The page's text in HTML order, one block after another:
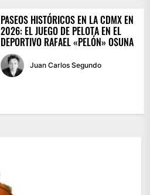
PASEOS HISTÓRICOS EN LA CDMX EN
2026: EL JUEGO DE PELOTA EN EL
DEPORTIVO RAFAEL «PELÓN» OSUNA
Juan Carlos Segundo